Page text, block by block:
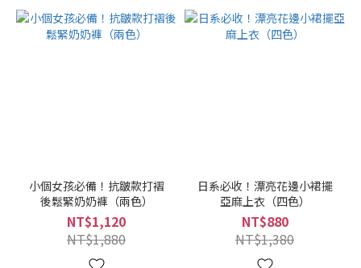
小個女孩必備！抗皺款打褶
後鬆緊奶奶褲（兩色）
NT$1,120
NT$1,880
日系必收！漂亮花邊小裙擺
亞麻上衣（四色）
NT$880
NT$1,380